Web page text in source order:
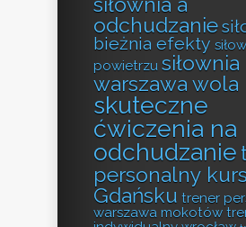
odchudzanie
bieżnia efekty
powietrzu siłownia
warszawa wola
skuteczne
ćwiczenia na
odchudzanie
personalny
Gdańsku trener
warszawa mokotów